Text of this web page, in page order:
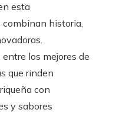
esta
combinan historia,
los mejores de
que rinden
con
y sabores